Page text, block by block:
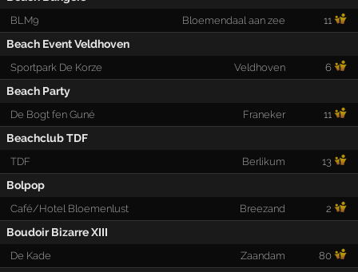
BLM9 Bloemendaal aan zee 11
Beach Event Veldhoven
Sportpark De Korze Veldhoven 6
Beach Party
De Bogt fen Guné Franeker 11
Beachclub TDF
TDF Berlikum 13
Bolpop
Café/Hotel Bloemenlust Breezand 2
Boudoir Bizarre XIII
De Kade Zaandam 80